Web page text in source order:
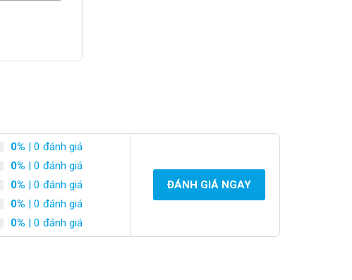
0% | 0 đánh giá
0% | 0 đánh giá
0% | 0 đánh giá
0% | 0 đánh giá
0% | 0 đánh giá
ĐÁNH GIÁ NGAY